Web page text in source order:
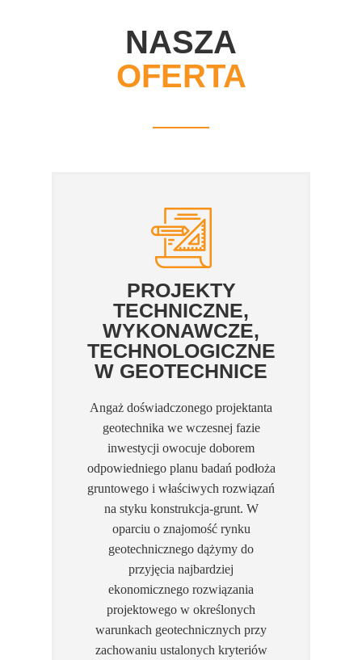
NASZA
OFERTA
PROJEKTY
TECHNICZNE,
WYKONAWCZE,
TECHNOLOGICZNE
W GEOTECHNICE
Angaż doświadczonego projektanta
geotechnika we wczesnej fazie
inwestycji owocuje doborem
odpowiedniego planu badań podłoża
gruntowego i właściwych rozwiązań
na styku konstrukcja-grunt. W
oparciu o znajomość rynku
geotechnicznego dążymy do
przyjęcia najbardziej
ekonomicznego rozwiązania
projektowego w określonych
warunkach geotechnicznych przy
zachowaniu ustalonych kryteriów